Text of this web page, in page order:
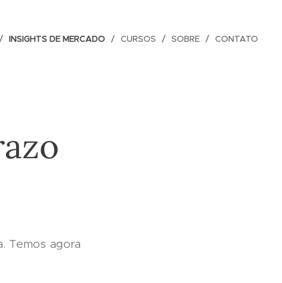
INSIGHTS DE MERCADO CURSOS SOBRE CONTATO
Temos agora